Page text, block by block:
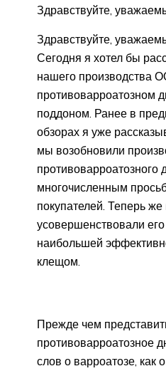
Здравствуйте,
Здравствуйте,
Сегодня я хотел бы
нашего производства
противоварроатозном
поддоном. Ранее в
обзорах я уже
мы возобновили
противоварроатозного
многочисленным
покупателей. Теперь
усовершенствовали
наибольшей
клещом.
Прежде чем
противоварроатозное
слов о варроатозе, как